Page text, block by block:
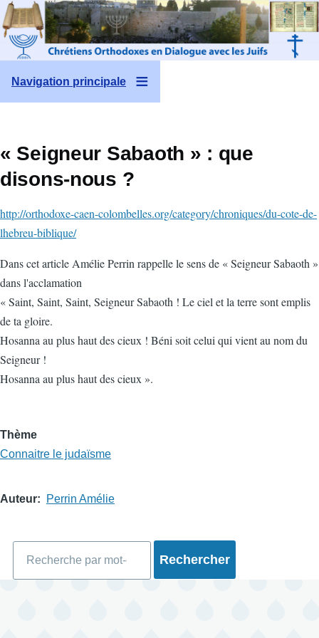
Aller au contenu principal
Navigation principale
« Seigneur Sabaoth » : que
disons-nous ?
http://orthodoxe-caen-colombelles.org/category/chroniques/du-cote-de-
lhebreu-biblique/
Dans cet article Amélie Perrin rappelle le sens de « Seigneur Sabaoth »
dans l'acclamation
« Saint, Saint, Saint, Seigneur Sabaoth ! Le ciel et la terre sont emplis
de ta gloire.
Hosanna au plus haut des cieux ! Béni soit celui qui vient au nom du
Seigneur !
Hosanna au plus haut des cieux ».
Thème
Connaitre le judaïsme
Auteur Perrin Amélie